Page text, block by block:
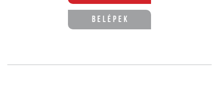
Belépek